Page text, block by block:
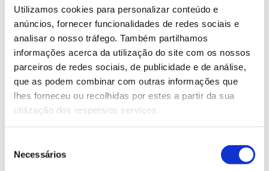
Utilizamos cookies para personalizar conteúdo e
anúncios, fornecer funcionalidades de redes sociais e
analisar o nosso tráfego. Também partilhamos
informações acerca da utilização do site com os nossos
parceiros de redes sociais, de publicidade e de análise,
que as podem combinar com outras informações que
lhes forneceu ou recolhidas por estes a partir da sua
utilização dos respetivos serviços.
Necessários
continuar a aproximar as pessoas das florestas,
agregando os múltiplos conhecimentos que resultam
dos muitos trabalhos e relatórios técnicos,
estatísticos e científicos que se produzem, mas que
pela sua complexidade e dispersão nem sempre
chegam a todos e não permitem, por vezes, uma
visão integrada sobre a realidade florestal.
Para alcançar este objetivo, o Florestas.pt junta na
e produtores de conteúdos, num estreito trabalho de
colaboração entre profissionais do Instituto RAIZ e